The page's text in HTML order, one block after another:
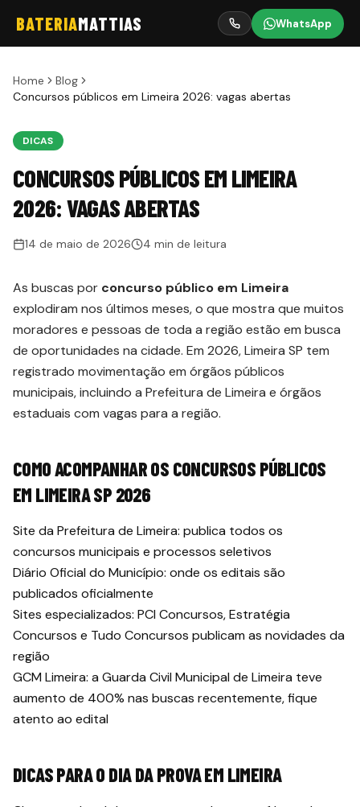
BATERIAMATTIAS WhatsApp
Home
Blog
Concursos públicos em Limeira 2026: vagas abertas
DICAS
CONCURSOS PÚBLICOS EM LIMEIRA
2026: VAGAS ABERTAS
14 de maio de 2026 4 min de leitura
As buscas por concurso público em Limeira
explodiram nos últimos meses, o que mostra que muitos
moradores e pessoas de toda a região estão em busca
de oportunidades na cidade. Em 2026, Limeira SP tem
registrado movimentação em órgãos públicos
municipais, incluindo a Prefeitura de Limeira e órgãos
estaduais com vagas para a região.
COMO ACOMPANHAR OS CONCURSOS PÚBLICOS
EM LIMEIRA SP 2026
Site da Prefeitura de Limeira: publica todos os
concursos municipais e processos seletivos
Diário Oficial do Município: onde os editais são
publicados oficialmente
Sites especializados: PCI Concursos, Estratégia
Concursos e Tudo Concursos publicam as novidades da
região
GCM Limeira: a Guarda Civil Municipal de Limeira teve
aumento de 400% nas buscas recentemente, fique
atento ao edital
DICAS PARA O DIA DA PROVA EM LIMEIRA